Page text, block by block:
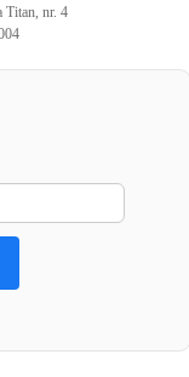
Titan, nr. 4